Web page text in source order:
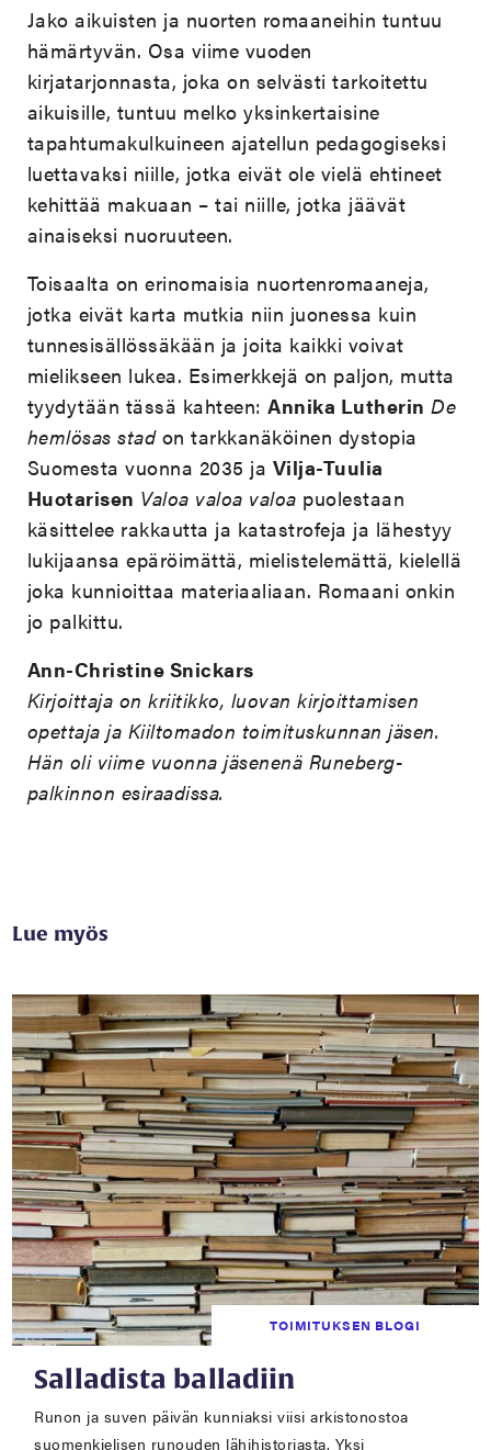
Jako aikuisten ja nuorten romaaneihin tuntuu
hämärtyvän. Osa viime vuoden
kirjatarjonnasta, joka on selvästi tarkoitettu
aikuisille, tuntuu melko yksinkertaisine
tapahtumakulkuineen ajatellun pedagogiseksi
luettavaksi niille, jotka eivät ole vielä ehtineet
kehittää makuaan – tai niille, jotka jäävät
ainaiseksi nuoruuteen.
Toisaalta on erinomaisia nuortenromaaneja,
jotka eivät karta mutkia niin juonessa kuin
tunnesisällössäkään ja joita kaikki voivat
mielikseen lukea. Esimerkkejä on paljon, mutta
tyydytään tässä kahteen:Annika Lutherin De
hemlösas stadon tarkkanäköinen dystopia
Suomesta vuonna 2035 ja Vilja-Tuulia
Huotarisen Valoa valoa valoa puolestaan
käsittelee rakkautta ja katastrofeja ja lähestyy
lukijaansa epäröimättä, mielistelemättä, kielellä
joka kunnioittaa materiaaliaan. Romaani onkin
jo palkittu.
Ann-Christine Snickars
Kirjoittaja on kriitikko, luovan kirjoittamisen
opettaja ja Kiiltomadon toimituskunnan jäsen.
Hän oli viime vuonna jäsenenä Runeberg-
palkinnon esiraadissa.
Lue myös
TOIMITUKSEN BLOGI
Salladista balladiin
Runon ja suven päivän kunniaksi viisi arkistonostoa
suomenkielisen runouden lähihistoriasta. Yksi